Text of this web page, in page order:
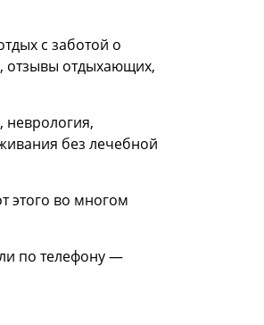
с заботой о
отзывы отдыхающих,
неврология,
без лечебной
этого во многом
по телефону —